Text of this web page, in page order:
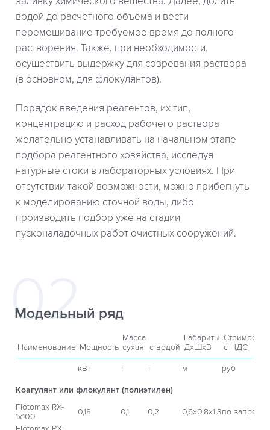
водой до расчетного объема и вести
перемешивание требуемое время до полного
растворения. Также, при необходимости,
осуществить выдержку для созревания раствора
(в основном, для флокулянтов).
Порядок введения реагентов, их тип,
концентрацию и расход рабочего раствора
желательно устанавливать на начальном этапе
подбора реагентного хозяйства, исследуя
натурные стоки в лабораторных условиях. При
отсутствии такой возможности, можно прибегнуть
к моделированию сточной воды, либо
производить подбор уже на стадии
пусконаладочных работ очистных сооружений.
Модельный ряд
Наименование Мощность
Масса Габариты Стоимость
сухая с водой ДхШхВ с НДС
кВт т т м руб
Коагулянт или флокулянт (полиэтилен)
Flotomax RX-
1x100
0,18 0,1 0,2 0,6х0,8х1,3по запросу